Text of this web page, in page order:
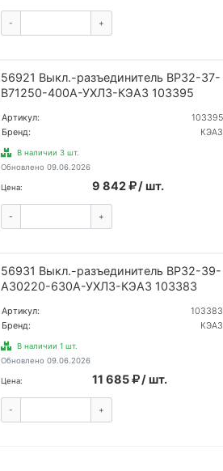
- +
56921 Выкл.-разъединитель ВР32-37-
В71250-400А-УХЛЗ-КЭАЗ 103395
Артикул:
103395
Бренд:
КЭАЗ
В наличии 3 шт.
Обновлено 09.06.2026
Цена: 9 842 / шт.
- +
56931 Выкл.-разъединитель ВР32-39-
А30220-630А-УХЛЗ-КЭАЗ 103383
Артикул:
103383
Бренд:
КЭАЗ
В наличии 1 шт.
Обновлено 09.06.2026
Цена: 11 685 / шт.
- +